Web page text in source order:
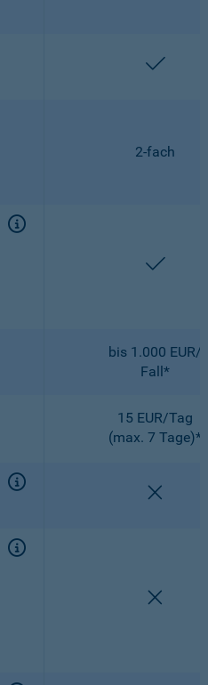
2-fach
bis 1.000 EUR/
Fall*
15 EUR/Tag
(max. 7 Tage)*